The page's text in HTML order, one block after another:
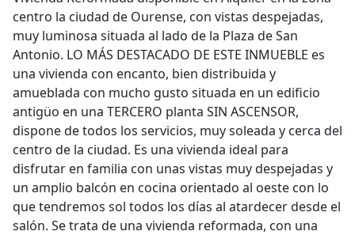
centro la ciudad de Ourense, con vistas despejadas,
muy luminosa situada al lado de la Plaza de San
Antonio. LO MÁS DESTACADO DE ESTE INMUEBLE es
una vivienda con encanto, bien distribuida y
amueblada con mucho gusto situada en un edificio
antigüo en una TERCERO planta SIN ASCENSOR,
dispone de todos los servicios, muy soleada y cerca del
centro de la ciudad. Es una vivienda ideal para
disfrutar en familia con unas vistas muy despejadas y
un amplio balcón en cocina orientado al oeste con lo
que tendremos sol todos los días al atardecer desde el
salón. Se trata de una vivienda reformada, con una